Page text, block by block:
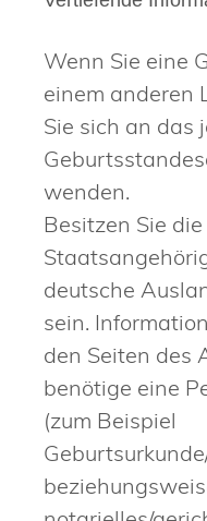
Wenn Sie eine
einem anderen
Sie sich an das
wenden.
Besitzen Sie
deutsche
sein.
den Seiten des
benötige eine
(zum Beispiel